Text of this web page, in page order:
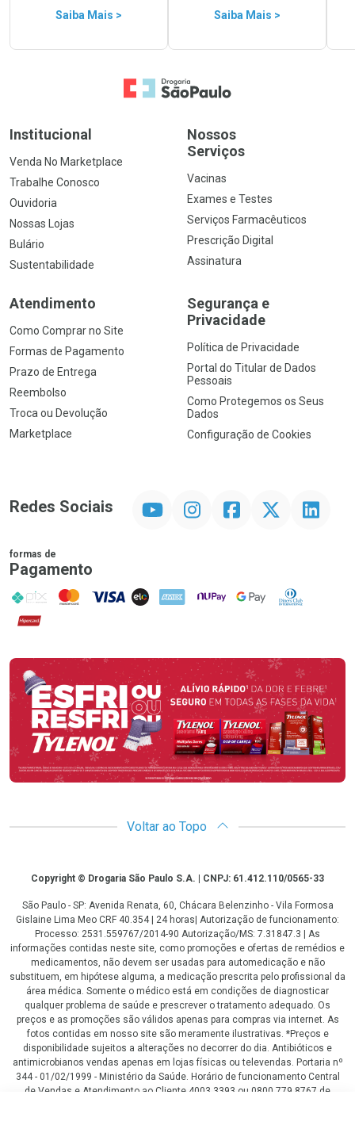
Saiba Mais > Saiba Mais >
Ir para a Home
Institucional
Venda No Marketplace
Trabalhe Conosco
Ouvidoria
Nossas Lojas
Bulário
Sustentabilidade
Nossos
Serviços
Vacinas
Exames e Testes
Serviços Farmacêuticos
Prescrição Digital
Assinatura
Atendimento
Como Comprar no Site
Formas de Pagamento
Prazo de Entrega
Reembolso
Troca ou Devolução
Marketplace
Segurança e
Privacidade
Política de Privacidade
Portal do Titular de Dados
Pessoais
Como Protegemos os Seus
Dados
Configuração de Cookies
Redes Sociais InstagramFacebookTwitter Linkedin
formas de
Pagamento
PIX MasterCard
VISA ELO AMEX NuPay Google PayDiners Club
Hipercard
Promoção em Destaque
Voltar ao Topo
CopyrightCopyright © Drogaria São Paulo S.A. | CNPJ: 61.412.110/0565-33
São Paulo - SP: Avenida Renata, 60, Chácara Belenzinho - Vila Formosa
Gislaine Lima Meo CRF 40.354 | 24 horas| Autorização de funcionamento:
Processo: 2531.559767/2014-90 Autorização/MS: 7.31847.3 | As
informações contidas neste site, como promoções e ofertas de remédios e
medicamentos, não devem ser usadas para automedicação e não
substituem, em hipótese alguma, a medicação prescrita pelo profissional da
área médica. Somente o médico está em condições de diagnosticar
qualquer problema de saúde e prescrever o tratamento adequado. Os
preços e as promoções são válidos apenas para compras via internet. As
fotos contidas em nosso site são meramente ilustrativas. *Preços e
disponibilidade sujeitos a alterações no decorrer do dia. Antibióticos e
antimicrobianos vendas apenas em lojas físicas ou televendas. Portaria nº
344 - 01/02/1999 - Ministério da Saúde. Horário de funcionamento Central
de Vendas e Atendimento ao Cliente 4003 3393 ou 0800 779 8767 de